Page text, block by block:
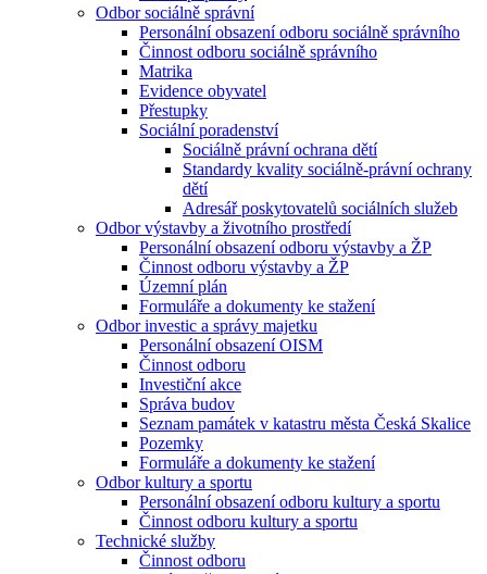
Odbor sociálně správní
Personální obsazení odboru sociálně správního
Činnost odboru sociálně správního
Matrika
Evidence obyvatel
Přestupky
Sociální poradenství
Sociálně právní ochrana dětí
Standardy kvality sociálně-právní ochrany
dětí
Adresář poskytovatelů sociálních služeb
Odbor výstavby a životního prostředí
Personální obsazení odboru výstavby a ŽP
Činnost odboru výstavby a ŽP
Územní plán
Formuláře a dokumenty ke stažení
Odbor investic a správy majetku
Personální obsazení OISM
Činnost odboru
Investiční akce
Správa budov
Seznam památek v katastru města Česká Skalice
Pozemky
Formuláře a dokumenty ke stažení
Odbor kultury a sportu
Personální obsazení odboru kultury a sportu
Činnost odboru kultury a sportu
Technické služby
Činnost odboru